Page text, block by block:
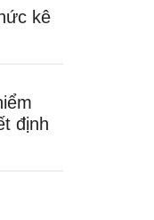
kê
định